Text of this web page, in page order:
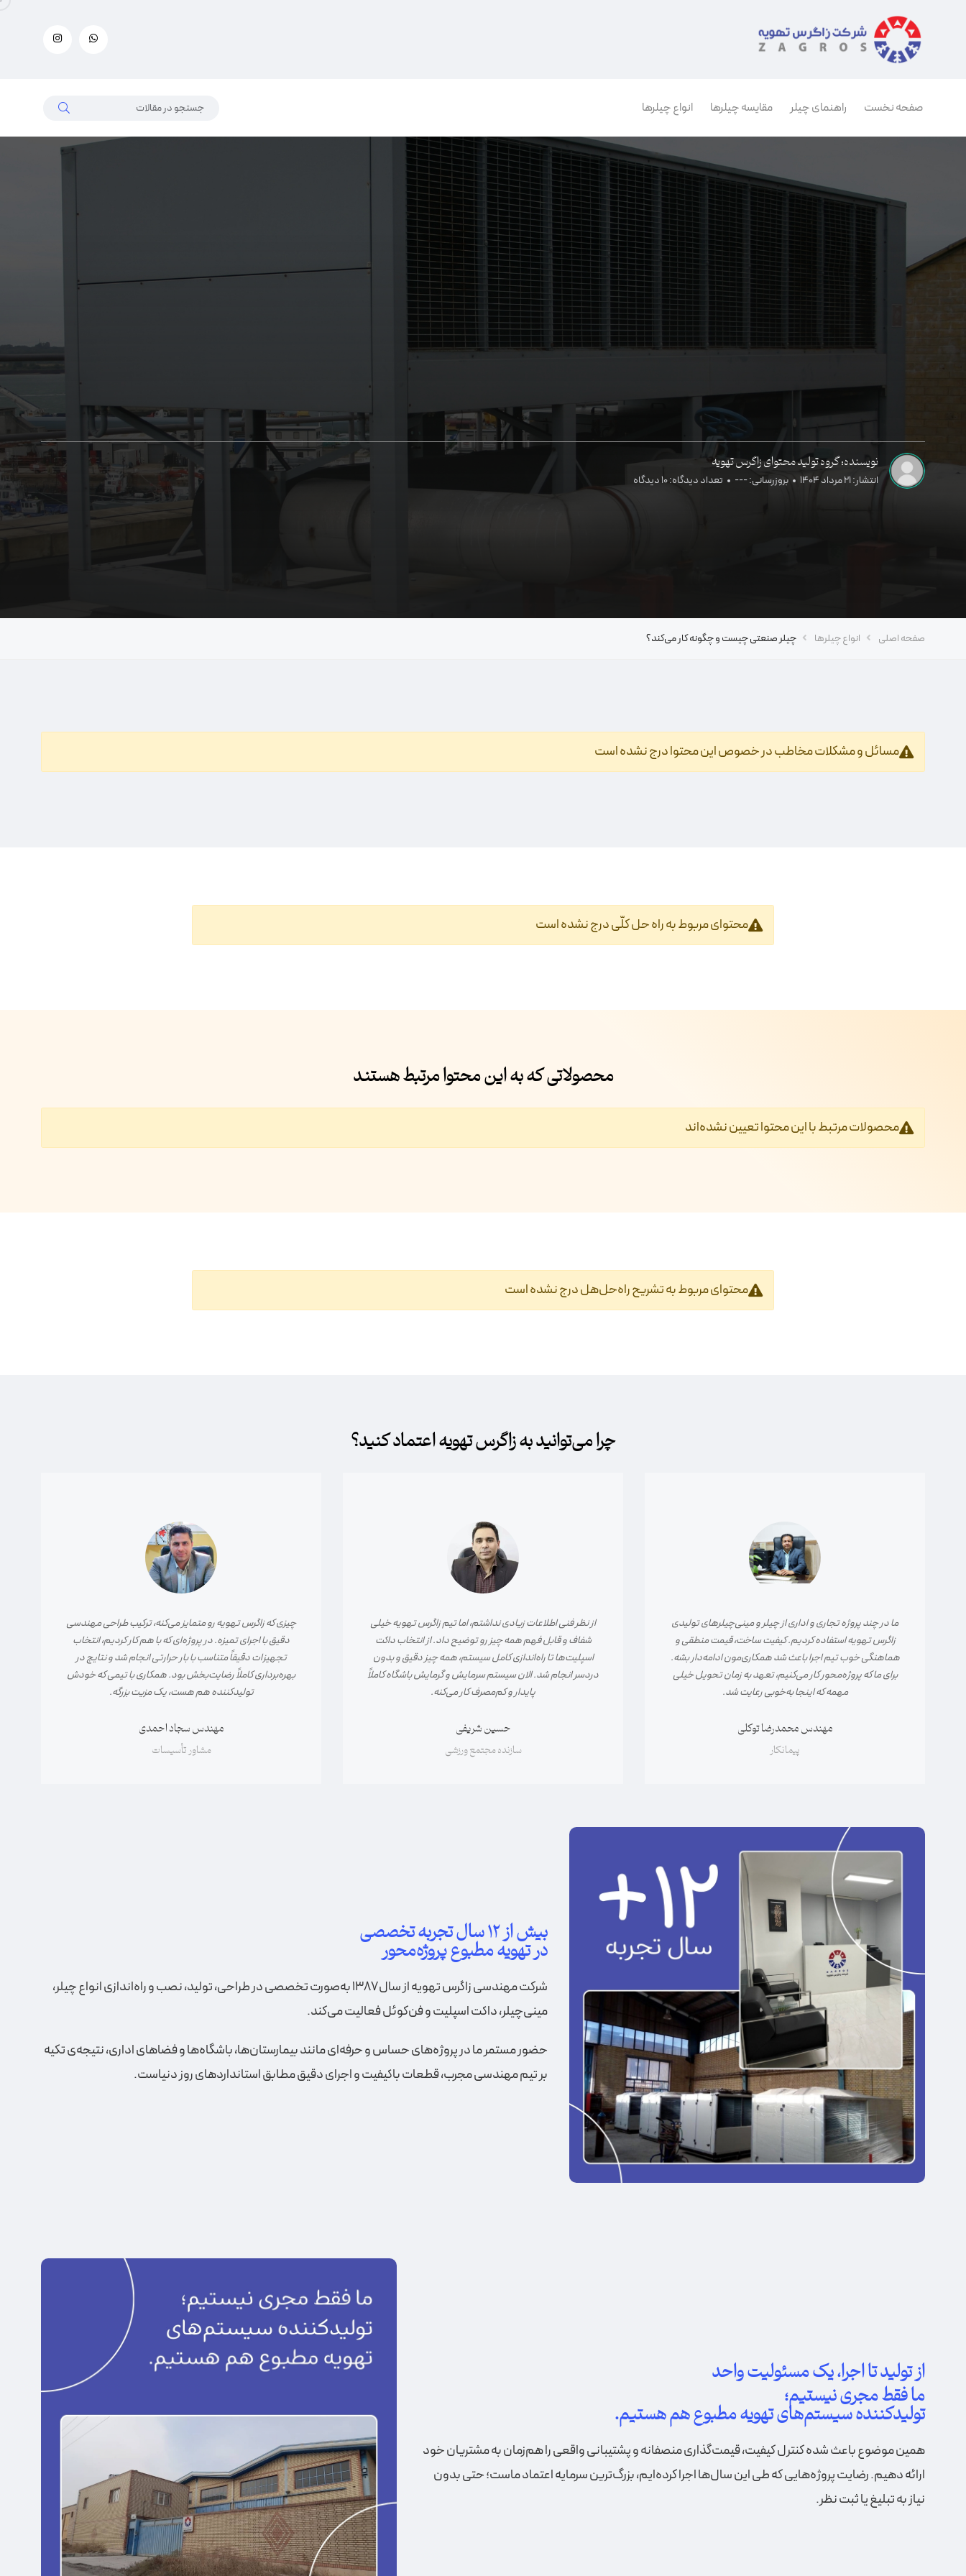
صفحه نخست راهنمای چیلر مقایسه چیلرها انواع چیلرها
نویسنده: گروه تولید محتوای زاگرس تهویه
انتشار: 21 مرداد 1404 بروزرسانی: --- تعداد دیدگاه: 10 دیدگاه
صفحه اصلی انواع چیلرها چیلر صنعتی چیست و چگونه کار می‌کند؟
مسائل و مشکلات مخاطب در خصوص این محتوا درج نشده است
محتوای مربوط به راه حل کلّی درج نشده است
محصولاتی که به این محتوا مرتبط هستند
محصولات مرتبط با این محتوا تعیین نشده‌اند
محتوای مربوط به تشریح راه‌حل‌هل درج نشده است‎
چرا می‌توانید به زاگرس تهویه اعتماد کنید؟
ما در چند پروژه تجاری و اداری از چیلر و مینی‌چیلرهای تولیدی
زاگرس تهویه استفاده کردیم. کیفیت ساخت، قیمت منطقی و
هماهنگی خوب تیم اجرا باعث شد همکاری‌مون ادامه‌دار بشه.
برای ما که پروژه‌محور کار می‌کنیم، تعهد به زمان تحویل خیلی
مهمه که اینجا به‌خوبی رعایت شد.
مهندس محمدرضا توکلی
پیمانکار
از نظر فنی اطلاعات زیادی نداشتم، اما تیم زاگرس تهویه خیلی
شفاف و قابل فهم همه چیز رو توضیح داد. از انتخاب داکت
اسپلیت‌ها تا راه‌اندازی کامل سیستم، همه چیز دقیق و بدون
دردسر انجام شد. الان سیستم سرمایش و گرمایش باشگاه کاملاً
پایدار و کم‌مصرف کار می‌کنه.
حسین شریفی
سازنده مجتمع ورزشی
چیزی که زاگرس تهویه رو متمایز می‌کنه، ترکیب طراحی مهندسی
دقیق با اجرای تمیزه. در پروژه‌ای که با هم کار کردیم، انتخاب
تجهیزات دقیقاً متناسب با بار حرارتی انجام شد و نتایج در
بهره‌برداری کاملاً رضایت‌بخش بود. همکاری با تیمی که خودش
تولیدکننده هم هست، یک مزیت بزرگه.
مهندس سجاد احمدی
مشاور تأسیسات
بیش از ۱۲ سال تجربه تخصصی
در تهویه مطبوع پروژه‌محور
شرکت مهندسی زاگرس تهویه از سال ۱۳۸۷ به‌صورت تخصصی در طراحی، تولید، نصب و راه‌اندازی انواع چیلر،
مینی‌چیلر، داکت اسپلیت و فن‌کوئل فعالیت می‌کند.
حضور مستمر ما در پروژه‌های حساس و حرفه‌ای مانند بیمارستان‌ها، باشگاه‌ها و فضاهای اداری، نتیجه‌ی تکیه
بر تیم مهندسی مجرب، قطعات باکیفیت و اجرای دقیق مطابق استانداردهای روز دنیاست.
از تولید تا اجرا، یک مسئولیت واحد
ما فقط مجری نیستیم؛
تولیدکننده سیستم‌های تهویه مطبوع هم هستیم.
همین موضوع باعث شده کنترل کیفیت، قیمت‌گذاری منصفانه و پشتیبانی واقعی را هم‌زمان به مشتریان خود
ارائه دهیم. رضایت پروژه‌هایی که طی این سال‌ها اجرا کرده‌ایم، بزرگ‌ترین سرمایه اعتماد ماست؛ حتی بدون
نیاز به تبلیغ یا ثبت نظر.